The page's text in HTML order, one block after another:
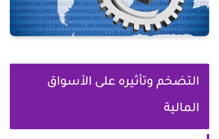
التضخم وتأثيره على الأسواق
المالية